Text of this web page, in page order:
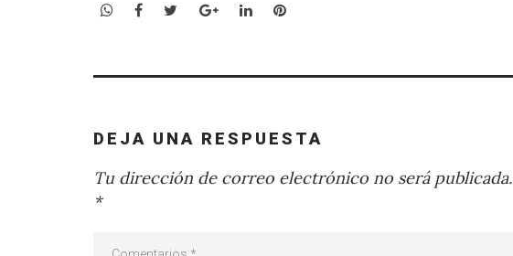
WhatsApp
Facebook
TwitterGoogle+LinkedInPinterest
DEJA UNA RESPUESTA
Tu dirección de correo electrónico no será publicada.
*